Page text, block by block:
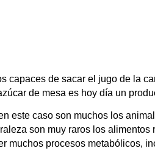
capaces de sacar el jugo de la
de mesa es hoy día un
este caso son muchos los
son muy raros los
muchos procesos metabólicos,